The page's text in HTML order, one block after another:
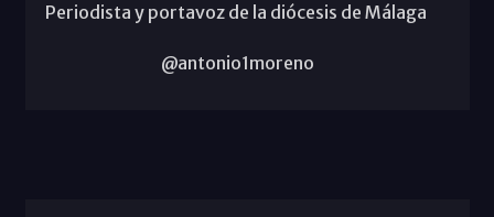
Periodista y portavoz de la diócesis de Málaga
@antonio1moreno